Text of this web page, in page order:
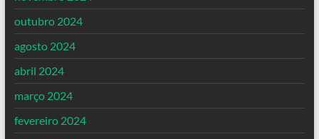
outubro 2024
agosto 2024
abril 2024
março 2024
fevereiro 2024